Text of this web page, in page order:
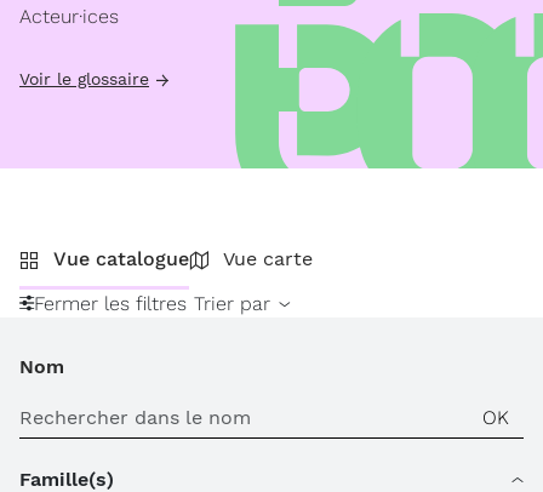
Acteur·ices
Voir le glossaire
Vue catalogue
Vue carte
Fermer les filtres Trier par
Nom
Famille(s)